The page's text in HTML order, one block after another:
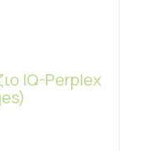
IQ-Perplex